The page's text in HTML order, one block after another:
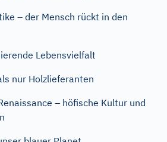
– der Mensch rückt in den
Lebensvielfalt
nur Holzlieferanten
– höfische Kultur und